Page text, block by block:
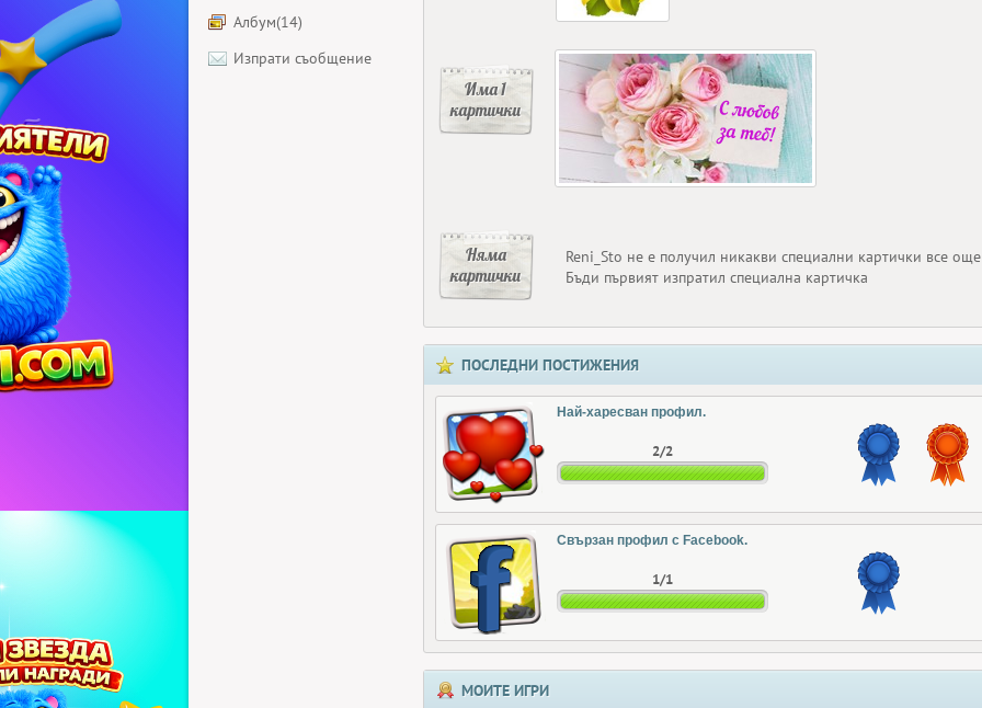
Албум(14)
Изпрати съобщение
Има 1
картички
Няма
картички
Reni_Sto не е получил никакви специални картички все още
Бъди първият изпратил специална картичка
ПОСЛЕДНИ ПОСТИЖЕНИЯ
Най-харесван профил.
2/2
Свързан профил с Facebook.
1/1
МОИТЕ ИГРИ